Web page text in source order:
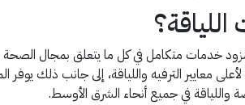
خدمات متكامل في كل ما يتعلق بمجال الصحة
لأعلى معايير الترفيه واللياقة، إلى جانب
واللياقة في جميع أنحاء الشرق الأوسط.